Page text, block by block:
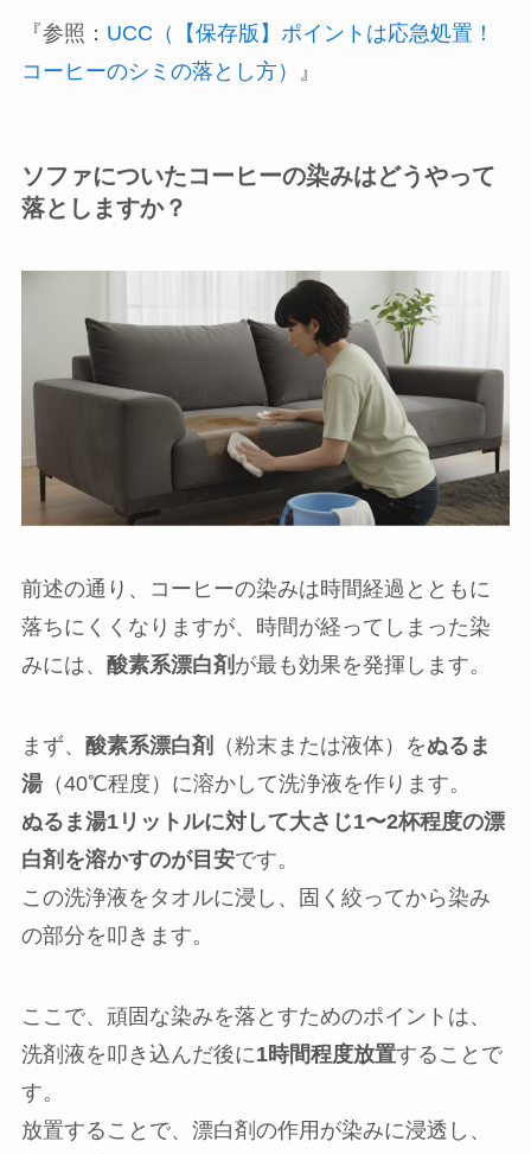
『参照： UCC（【保存版】ポイントは応急処置！
コーヒーのシミの落とし方）
』
ソファについたコーヒーの染みはどうやって
落としますか？
前述の通り、コーヒーの染みは時間経過とともに
落ちにくくなりますが、時間が経ってしまった染
みには、 酸素系漂白剤 が最も効果を発揮します。
まず、 酸素系漂白剤 （粉末または液体）をぬるま
湯（40℃程度）に溶かして洗浄液を作ります。
ぬるま湯1リットルに対して大さじ1〜2杯程度の漂
白剤を溶かすのが目安です。
この洗浄液をタオルに浸し、固く絞ってから染み
の部分を叩きます。
ここで、頑固な染みを落とすためのポイントは、
洗剤液を叩き込んだ後に1時間程度放置することで
す。
放置することで、漂白剤の作用が染みに浸透し、